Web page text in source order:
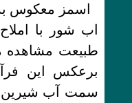
اسمز معکوس
اب شور با
برعکس این
سمت آب شیرین